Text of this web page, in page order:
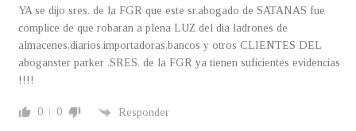
YA se dijo sres. de la FGR que este sr.abogado de SATANAS fue
complice de que robaran a plena LUZ del dia ladrones de
almacenes,diarios,importadoras,bancos y otros CLIENTES DEL
aboganster parker .SRES. de la FGR ya tienen suficientes evidencias
!!!!
0 0 Responder